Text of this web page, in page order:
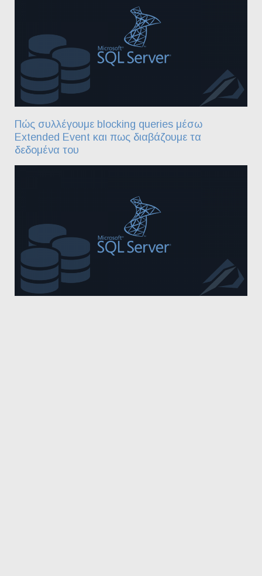
Πώς συλλέγουμε blocking queries μέσω
Extended Event και πως διαβάζουμε τα
δεδομένα του